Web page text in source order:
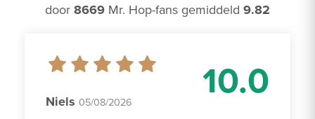
door 8669 Mr. Hop-fans gemiddeld 9.82
10.0
Niels 05/08/2026